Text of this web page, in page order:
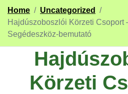
Home / Uncategorized
/
Hajdúszoboszlói Körzeti Csoport
Segédeszköz-bemutató
Körzeti